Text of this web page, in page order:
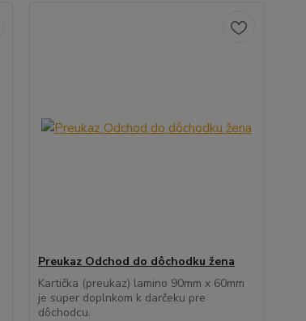
Preukaz Odchod do dôchodku žena
Kartička (preukaz) lamino 90mm x 60mm
je super doplnkom k darčeku pre
dôchodcu.